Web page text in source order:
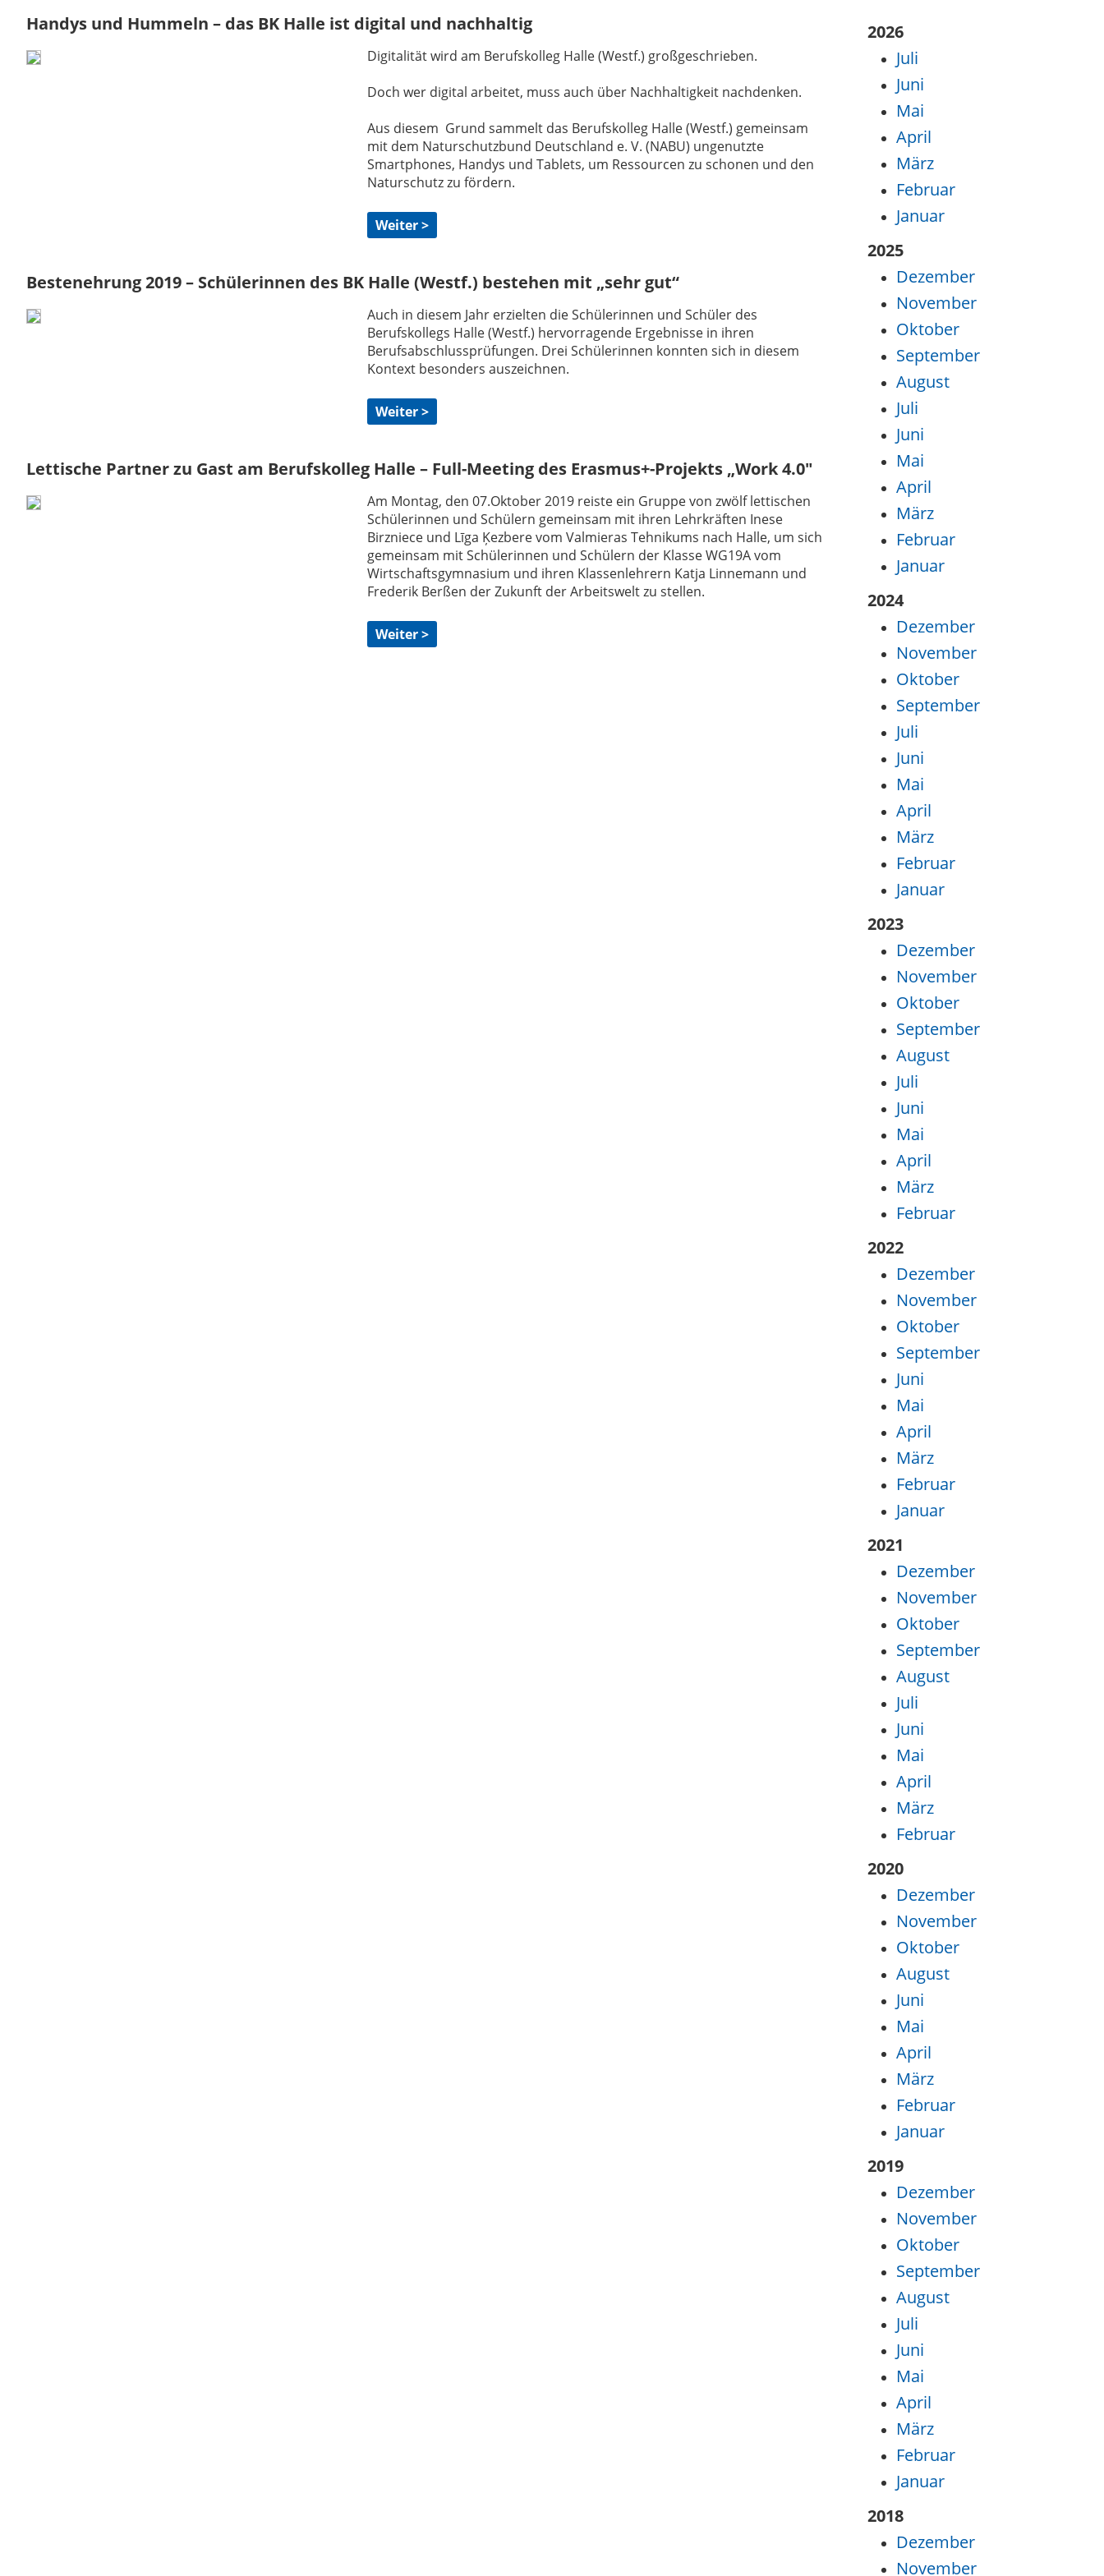
Handys und Hummeln – das BK Halle ist digital und nachhaltig
Digitalität wird am Berufskolleg Halle (Westf.) großgeschrieben.
Doch wer digital arbeitet, muss auch über Nachhaltigkeit nachdenken.
Aus diesem Grund sammelt das Berufs­kolleg Halle (Westf.) gemeinsam
mit dem Naturschutzbund Deutschland e. V. (NABU) ungenutzte
Smartphones, Handys und Tablets, um Ressourcen zu schonen und den
Naturschutz zu fördern.
Weiter >
Bestenehrung 2019 – Schülerinnen des BK Halle (Westf.) bestehen mit „sehr gut“
Auch in diesem Jahr erzielten die Schülerinnen und Schüler des
Berufskollegs Halle (Westf.) hervorragende Ergebnisse in ihren
Berufsabschlussprüfungen. Drei Schülerinnen konnten sich in diesem
Kontext besonders auszeichnen.
Weiter >
Lettische Partner zu Gast am Berufskolleg Halle – Full-Meeting des Erasmus+-Projekts „Work 4.0″
Am Montag, den 07.Oktober 2019 reiste ein Gruppe von zwölf lettischen
Schülerinnen und Schülern gemeinsam mit ihren Lehrkräften Inese
Birzniece und Līga Ķezbere vom Valmieras Tehnikums nach Halle, um sich
gemeinsam mit Schülerinnen und Schülern der Klasse WG19A vom
Wirtschaftsgymnasium und ihren Klassenlehrern Katja Linnemann und
Frederik Berßen der Zukunft der Arbeitswelt zu stellen.
Weiter >
2026
Juli
Juni
Mai
April
März
Februar
Januar
2025
Dezember
November
Oktober
September
August
Juli
Juni
Mai
April
März
Februar
Januar
2024
Dezember
November
Oktober
September
Juli
Juni
Mai
April
März
Februar
Januar
2023
Dezember
November
Oktober
September
August
Juli
Juni
Mai
April
März
Februar
2022
Dezember
November
Oktober
September
Juni
Mai
April
März
Februar
Januar
2021
Dezember
November
Oktober
September
August
Juli
Juni
Mai
April
März
Februar
2020
Dezember
November
Oktober
August
Juni
Mai
April
März
Februar
Januar
2019
Dezember
November
Oktober
September
August
Juli
Juni
Mai
April
März
Februar
Januar
2018
Dezember
November